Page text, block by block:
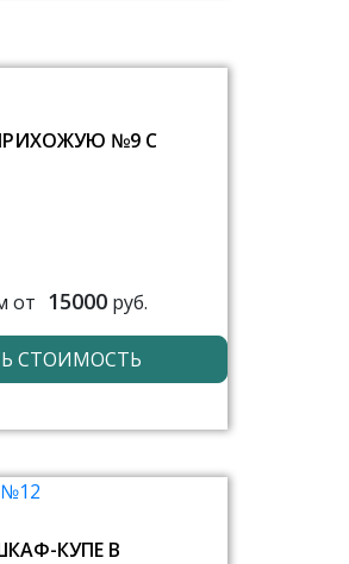
№9 С
от 15000руб.
СТОИМОСТЬ
КУПЕ В